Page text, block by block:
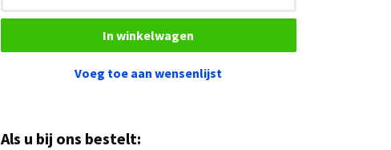
In winkelwagen
Voeg toe aan wensenlijst
Als u bij ons bestelt: